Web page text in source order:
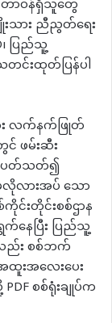
တာဝန်ရှိသူတွေ
သား ညီညွတ်ရေး
၊ ပြည်သူ့
င်းထုတ်ပြန်ပါ
လက်နက်ဖြုတ်
ဖမ်းဆီး
ပတ်သတ်၍
လိုလားအပ် သော
ကိုင်းတိုင်းစစ်ဌာန
နေပြီး ပြည်သူ့
ည်း စစ်ဘက်
ထူးအလေးပေး
စစ်ရုံးချုပ်က